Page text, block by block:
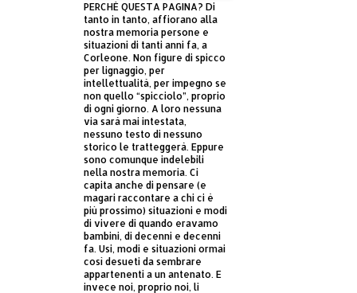
PERCHÈ QUESTA PAGINA? Di
tanto in tanto, affiorano alla
nostra memoria persone e
situazioni di tanti anni fa, a
Corleone. Non figure di spicco
per lignaggio, per
intellettualità, per impegno se
non quello “spicciolo”, proprio
di ogni giorno. A loro nessuna
via sarà mai intestata,
nessuno testo di nessuno
storico le tratteggerà. Eppure
sono comunque indelebili
nella nostra memoria. Ci
capita anche di pensare (e
magari raccontare a chi ci è
più prossimo) situazioni e modi
di vivere di quando eravamo
bambini, di decenni e decenni
fa. Usi, modi e situazioni ormai
così desueti da sembrare
appartenenti a un antenato. E
invece noi, proprio noi, li